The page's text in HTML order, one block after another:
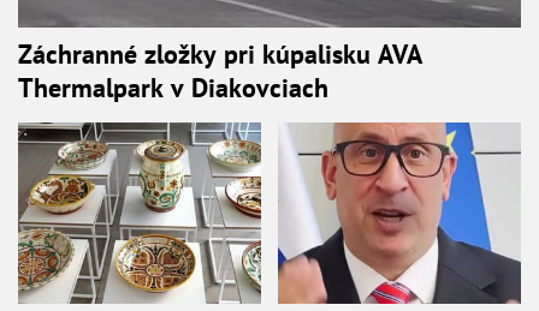
Záchranné zložky pri kúpalisku AVA
Thermalpark v Diakovciach